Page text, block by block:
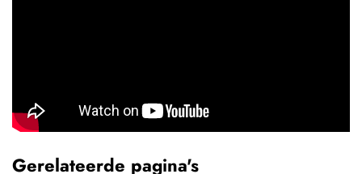
Gerelateerde pagina's